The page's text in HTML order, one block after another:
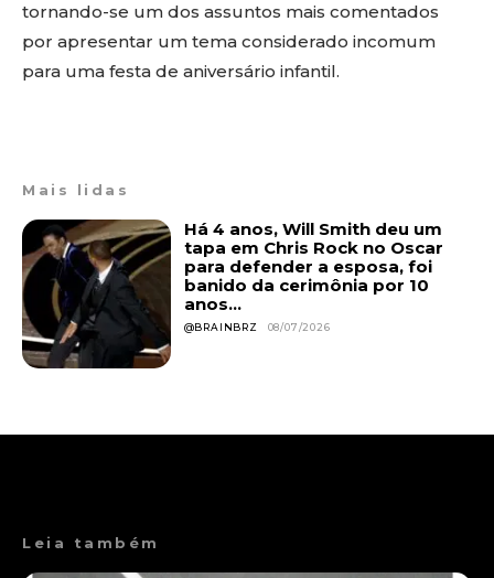
tornando-se um dos assuntos mais comentados
por apresentar um tema considerado incomum
para uma festa de aniversário infantil.
Mais lidas
Há 4 anos, Will Smith deu um
tapa em Chris Rock no Oscar
para defender a esposa, foi
banido da cerimônia por 10
anos...
@BRAINBRZ 08/07/2026
Leia também